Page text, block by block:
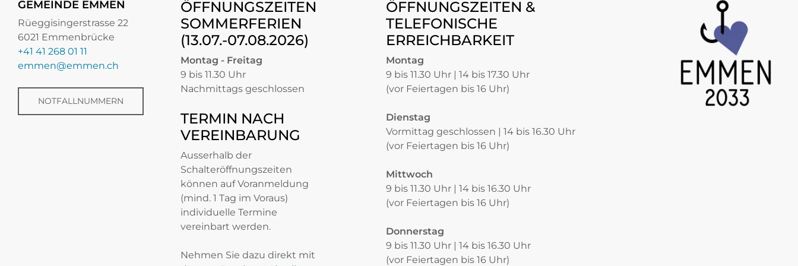
GEMEINDE EMMEN
Rüeggisingerstrasse 22
6021 Emmenbrücke
+41 41 268 01 11
emmen@emmen.ch
NOTFALLNUMMERN
ÖFFNUNGSZEITEN
SOMMERFERIEN
(13.07.-07.08.2026)
Montag - Freitag
9 bis 11.30 Uhr
Nachmittags geschlossen
TERMIN NACH
VEREINBARUNG
Ausserhalb der
Schalteröffnungszeiten
können auf Voranmeldung
(mind. 1 Tag im Voraus)
individuelle Termine
vereinbart werden.
Nehmen Sie dazu direkt mit
ÖFFNUNGSZEITEN &
TELEFONISCHE
ERREICHBARKEIT
Montag
9 bis 11.30 Uhr | 14 bis 17.30 Uhr
(vor Feiertagen bis 16 Uhr)
Dienstag
Vormittag geschlossen | 14 bis 16.30 Uhr
(vor Feiertagen bis 16 Uhr)
Mittwoch
9 bis 11.30 Uhr | 14 bis 16.30 Uhr
(vor Feiertagen bis 16 Uhr)
Donnerstag
9 bis 11.30 Uhr | 14 bis 16.30 Uhr
(vor Feiertagen bis 16 Uhr)